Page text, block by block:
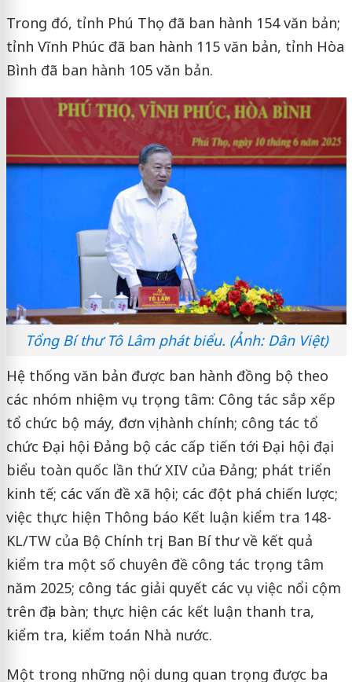
Trong đó, tỉnh Phú Thọ đã ban hành 154 văn bản;
tỉnh Vĩnh Phúc đã ban hành 115 văn bản, tỉnh Hòa
Bình đã ban hành 105 văn bản.
Tổng Bí thư Tô Lâm phát biểu. (Ảnh: Dân Việt)
Hệ thống văn bản được ban hành đồng bộ theo
các nhóm nhiệm vụ trọng tâm: Công tác sắp xếp
tổ chức bộ máy, đơn vị hành chính; công tác tổ
chức Đại hội Đảng bộ các cấp tiến tới Đại hội đại
biểu toàn quốc lần thứ XIV của Đảng; phát triển
kinh tế; các vấn đề xã hội; các đột phá chiến lược;
việc thực hiện Thông báo Kết luận kiểm tra 148-
KL/TW của Bộ Chính trị, Ban Bí thư về kết quả
kiểm tra một số chuyên đề công tác trọng tâm
năm 2025; công tác giải quyết các vụ việc nổi cộm
trên địa bàn; thực hiện các kết luận thanh tra,
kiểm tra, kiểm toán Nhà nước.
Một trong những nội dung quan trọng được ba